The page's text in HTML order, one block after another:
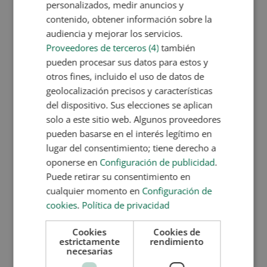
natural, aplicada desde la...
¿Qué hace un terapeuta holístico?
Dic 24, 2025| Salud,Terapias Naturales
El terapeuta holístico desempeña una labor
fundamental en la promoción del equilibrio mental
y corporal. Hablamos de un especialista que
personalizados, medir anuncios y
contenido, obtener información sobre la
audiencia y mejorar los servicios.
Proveedores de terceros (4) también
pueden procesar sus datos para estos y
otros fines, incluido el uso de datos de
geolocalización precisos y características
del dispositivo. Sus elecciones se aplican
solo a este sitio web. Algunos proveedores
pueden basarse en el interés legítimo en
lugar del consentimiento; tiene derecho a
oponerse en Configuración de publicidad.
Puede retirar su consentimiento en
cualquier momento en Configuración de
cookies. Política de privacidad
Cookies
estrictamente
necesarias
Cookies de
rendimiento